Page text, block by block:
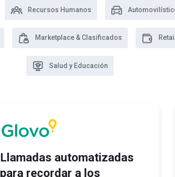
Recursos Humanos
Marketplace & Clasificados
Salud y Educación
Llamadas automatizadas
para recordar a los